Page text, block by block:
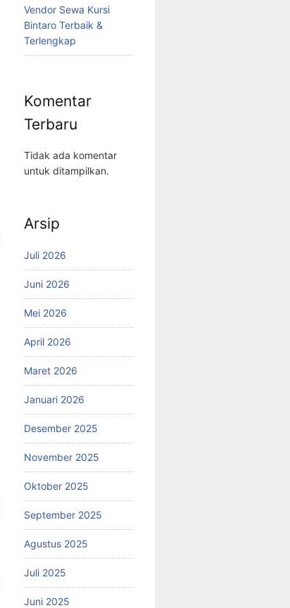
Vendor Sewa Kursi
Bintaro Terbaik &
Terlengkap
Komentar
Terbaru
Tidak ada komentar
untuk ditampilkan.
Arsip
Juli 2026
Juni 2026
Mei 2026
April 2026
Maret 2026
Januari 2026
Desember 2025
November 2025
Oktober 2025
September 2025
Agustus 2025
Juli 2025
Juni 2025